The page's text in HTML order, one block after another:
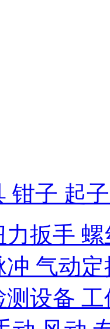
钳子 起
力扳手
冲 气动
测设备